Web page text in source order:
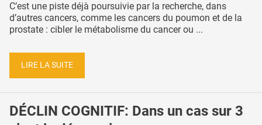
C’est une piste déjà poursuivie par la recherche, dans
d’autres cancers, comme les cancers du poumon et de la
prostate : cibler le métabolisme du cancer ou ...
LIRE LA SUITE
DÉCLIN COGNITIF: Dans un cas sur 3